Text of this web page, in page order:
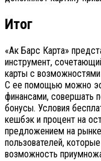
Итог
«Ак Барс Карта»
инструмент,
карты с
С ее помощью можно
финансами, совершать
бонусы. Условия
кешбэк и процент на
предложением на
пользователей,
возможность